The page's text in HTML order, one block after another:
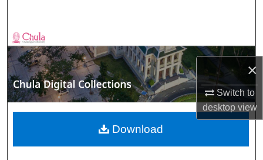
×
Switch to
desktopview
Browse Collections
My Account
About
Digital Commons Network™
Download